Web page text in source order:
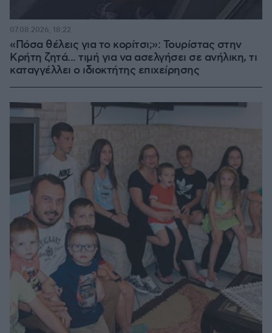
«Πόσα θέλεις για το κορίτσι;»: Τουρίστας στην
Κρήτη ζητά... τιμή για να ασελγήσει σε ανήλικη, τι
καταγγέλλει ο ιδιοκτήτης επιχείρησης
07.08.2026, 18:22